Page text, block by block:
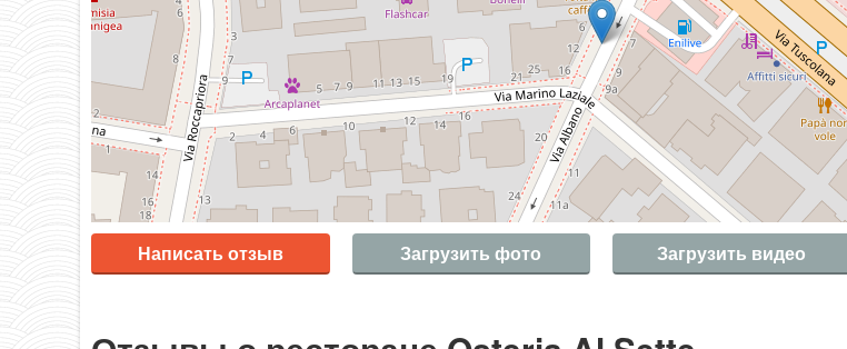
Написать отзыв Загрузить фото Загрузить видео